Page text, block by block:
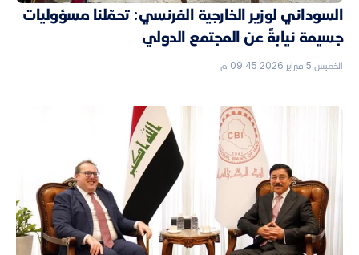
السوداني لوزير الخارجية الفرنسي: تحمّلنا مسؤوليات
جسيمة نيابةً عن المجتمع الدولي
الخميس 5 فبراير 2026 09:45 م